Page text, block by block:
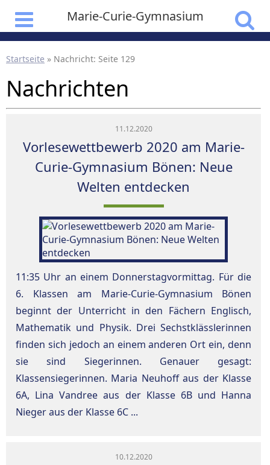
Marie-Curie-Gymnasium
Startseite » Nachricht: Seite 129
Nachrichten
11.12.2020
Vorlesewettbewerb 2020 am Marie-
Curie-Gymnasium Bönen: Neue
Welten entdecken
11:35 Uhr an einem Donnerstagvormittag. Für die
6. Klassen am Marie-Curie-Gymnasium Bönen
beginnt der Unterricht in den Fächern Englisch,
Mathematik und Physik. Drei Sechstklässlerinnen
finden sich jedoch an einem anderen Ort ein, denn
sie sind Siegerinnen. Genauer gesagt:
Klassensiegerinnen. Maria Neuhoff aus der Klasse
6A, Lina Vandree aus der Klasse 6B und Hanna
Nieger aus der Klasse 6C ...
10.12.2020